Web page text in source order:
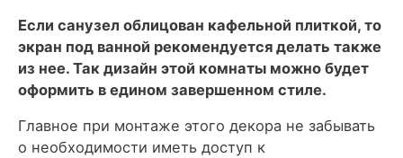
Если санузел облицован кафельной плиткой, то
экран под ванной рекомендуется делать также
из нее. Так дизайн этой комнаты можно будет
оформить в едином завершенном стиле.
Главное при монтаже этого декора не забывать
о необходимости иметь доступ к